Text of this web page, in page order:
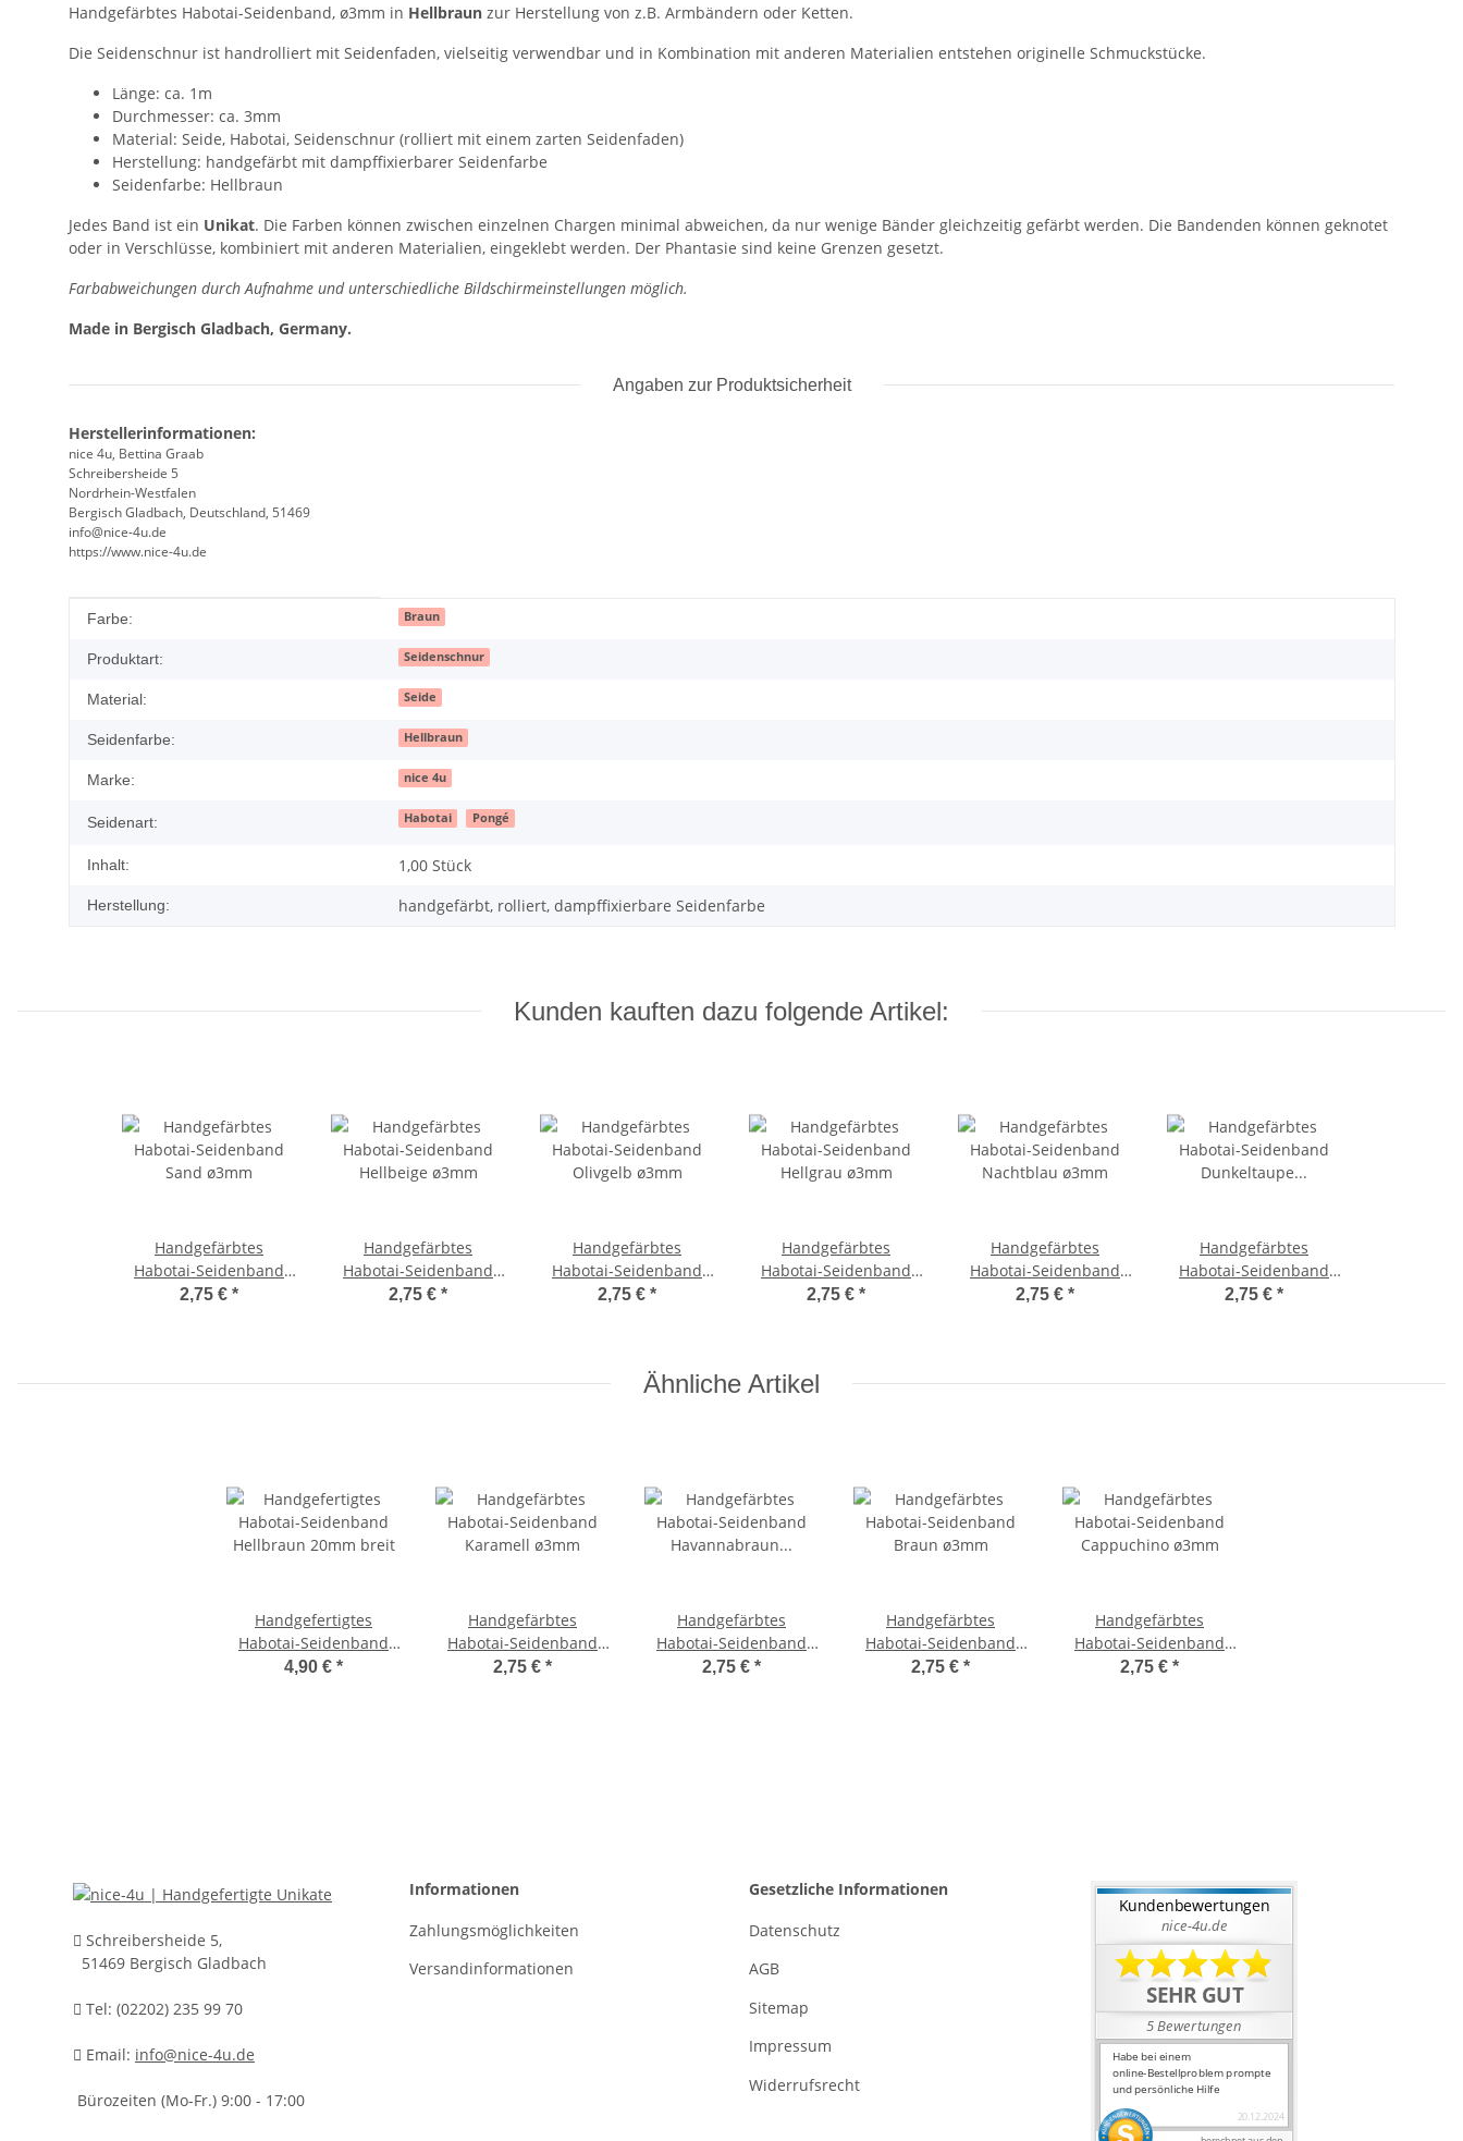
Handgefärbtes Habotai-Seidenband, ø3mm in Hellbraun zur Herstellung von z.B. Armbändern oder Ketten.
Die Seidenschnur ist handrolliert mit Seidenfaden, vielseitig verwendbar und in Kombination mit anderen Materialien entstehen originelle Schmuckstücke.
Länge: ca. 1m
Durchmesser: ca. 3mm
Material: Seide, Habotai, Seidenschnur (rolliert mit einem zarten Seidenfaden)
Herstellung: handgefärbt mit dampffixierbarer Seidenfarbe
Seidenfarbe: Hellbraun
Jedes Band ist ein Unikat. Die Farben können zwischen einzelnen Chargen minimal abweichen, da nur wenige Bänder gleichzeitig gefärbt werden. Die Bandenden können geknotet
oder in Verschlüsse, kombiniert mit anderen Materialien, eingeklebt werden. Der Phantasie sind keine Grenzen gesetzt.
Farbabweichungen durch Aufnahme und unterschiedliche Bildschirmeinstellungen möglich.
Made in Bergisch Gladbach, Germany.
Angaben zur Produktsicherheit
Herstellerinformationen:
nice 4u, Bettina Graab
Schreibersheide 5
Nordrhein-Westfalen
Bergisch Gladbach, Deutschland, 51469
info@nice-4u.de
https://www.nice-4u.de
Produkteigenschaft
Wert
Farbe: Braun
Produktart: Seidenschnur
Material: Seide
Seidenfarbe: Hellbraun
Marke: nice 4u
Seidenart: Habotai Pongé
Inhalt: 1,00 Stück
Herstellung: handgefärbt, rolliert, dampffixierbare Seidenfarbe
Kunden kauften dazu folgende Artikel:
Handgefärbtes
Habotai-Seidenband
Sand ø3mm
2,75 € *
Handgefärbtes
Habotai-Seidenband
Hellbeige ø3mm
2,75 € *
Handgefärbtes
Habotai-Seidenband
Olivgelb ø3mm
2,75 € *
Handgefärbtes
Habotai-Seidenband
Hellgrau ø3mm
2,75 € *
Handgefärbtes
Habotai-Seidenband
Nachtblau ø3mm
2,75 € *
Handgefärbtes
Habotai-Seidenband
Dunkeltaupe ø3mm
2,75 € *
Ähnliche Artikel
Handgefertigtes
Habotai-Seidenband
Hellbraun 20mm breit
4,90 € *
Handgefärbtes
Habotai-Seidenband
Karamell ø3mm
2,75 € *
Handgefärbtes
Habotai-Seidenband
Havannabraun ø3mm
2,75 € *
Handgefärbtes
Habotai-Seidenband
Braun ø3mm
2,75 € *
Handgefärbtes
Habotai-Seidenband
Cappuchino ø3mm
2,75 € *
Schreibersheide 5,
51469 Bergisch Gladbach
Tel: (02202) 235 99 70
Email: info@nice-4u.de
Bürozeiten (Mo-Fr.) 9:00 - 17:00
Informationen
Zahlungsmöglichkeiten
Versandinformationen
Gesetzliche Informationen
Datenschutz
AGB
Sitemap
Impressum
Widerrufsrecht